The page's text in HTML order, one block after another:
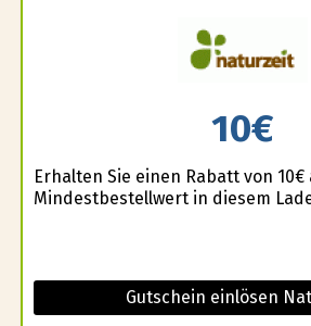
10€
Erhalten Sie einen Rabatt von 10€
Mindestbestellwert in diesem
Gutschein einlösen